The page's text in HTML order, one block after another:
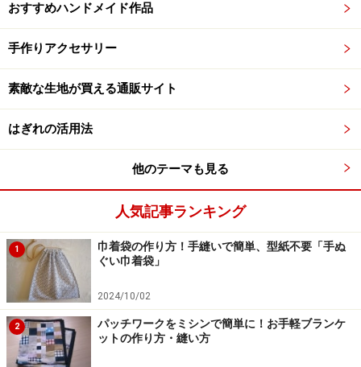
おすすめハンドメイド作品
手作りアクセサリー
素敵な生地が買える通販サイト
はぎれの活用法
他のテーマも見る
人気記事ランキング
1
巾着袋の作り方！手縫いで簡単、型紙不要「手ぬ
ぐい巾着袋」
2024/10/02
2
パッチワークをミシンで簡単に！お手軽ブランケ
ットの作り方・縫い方